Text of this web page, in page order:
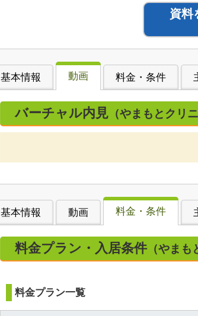
資料
基本情報 動画 料金・条件
バーチャル内見 （やまもとクリ
基本情報 動画 料金・条件
料金プラン・入居条件 （やま
料金プラン一覧